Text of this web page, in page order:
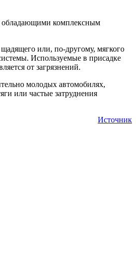
обладающими комплексным
или, по-другому, мягкого
Используемые в присадке
от загрязнений.
молодых автомобилях,
или частые затруднения
Источник